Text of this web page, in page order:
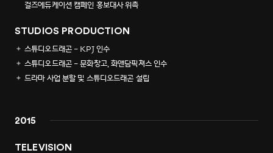
걸즈에듀케이션 캠페인 홍보대사 위촉
STUDIOS PRODUCTION
스튜디오드래곤 - KPJ 인수
스튜디오드래곤 - 문화창고, 화앤담픽쳐스 인수
드라마 사업 분할 및 스튜디오드래곤 설립
2015
TELEVISION